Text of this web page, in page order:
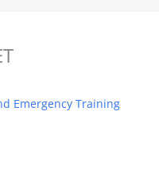
Emergency Training